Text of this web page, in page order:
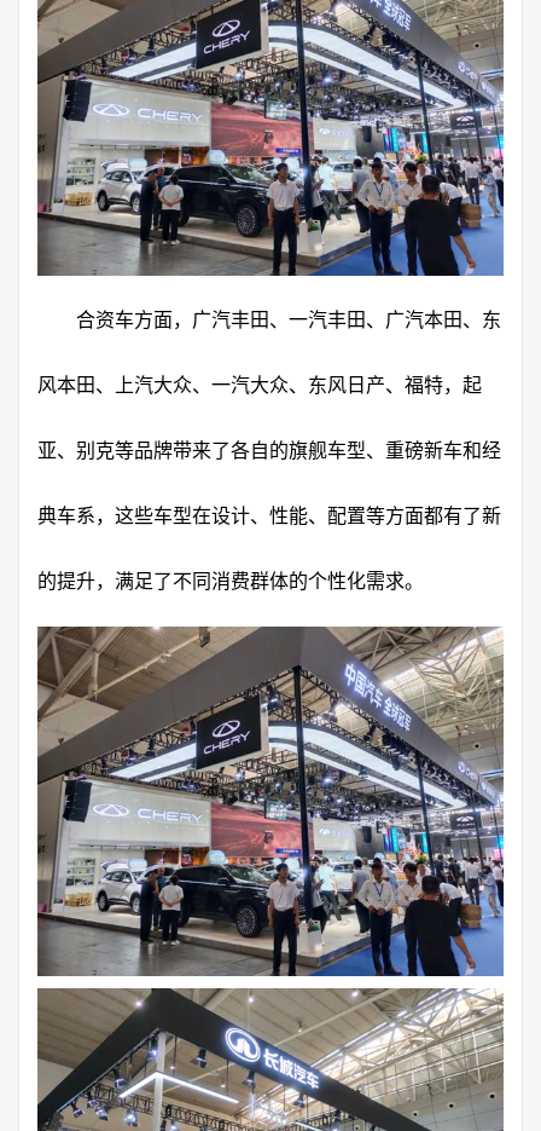
合资车方面，广汽丰田、一汽丰田、广汽本田、东
风本田、上汽大众、一汽大众、东风日产、福特，起
亚、别克等品牌带来了各自的旗舰车型、重磅新车和经
典车系，这些车型在设计、性能、配置等方面都有了新
的提升，满足了不同消费群体的个性化需求。